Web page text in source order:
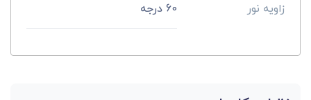
زاویه نور 60 درجه